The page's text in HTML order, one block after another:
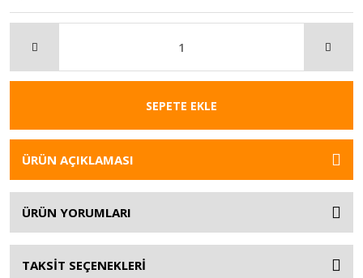
SEPETE EKLE
ÜRÜN AÇIKLAMASI
ÜRÜN YORUMLARI
TAKSİT SEÇENEKLERİ